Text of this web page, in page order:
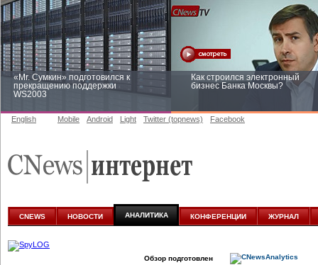
«Mr. Сумкин» подготовился к
прекращению поддержки
WS2003
Как строился электронный
бизнес Банка Москвы?
аналитике
English Mobile Android Light Twitter (topnews) Facebook
CNEWS НОВОСТИ АНАЛИТИКА КОНФЕРЕНЦИИ ЖУРНАЛ
Обзор подготовлен